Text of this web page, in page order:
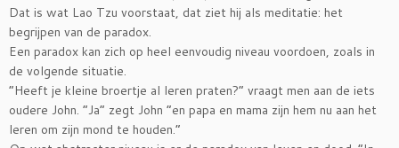
Dat is wat Lao Tzu voorstaat, dat ziet hij als meditatie: het
begrijpen van de paradox.
Een paradox kan zich op heel eenvoudig niveau voordoen, zoals in
de volgende situatie.
“Heeft je kleine broertje al leren praten?” vraagt men aan de iets
oudere John. “Ja” zegt John “en papa en mama zijn hem nu aan het
leren om zijn mond te houden.”